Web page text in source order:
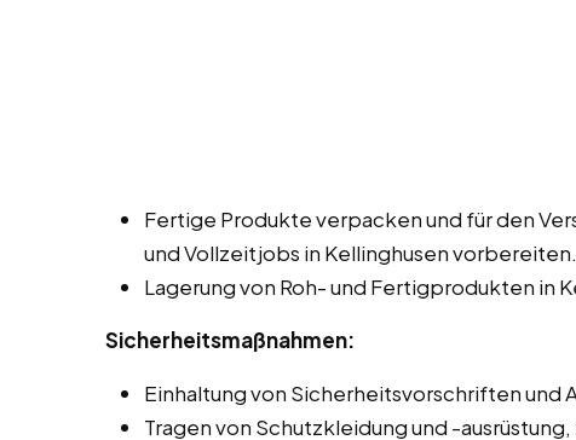
Fertige Produkte verpacken und für den
und Vollzeitjobs in Kellinghusen vorbereiten.
Lagerung von Roh- und Fertigprodukten in
Sicherheitsmaßnahmen:
Einhaltung von Sicherheitsvorschriften und
Tragen von Schutzkleidung und -